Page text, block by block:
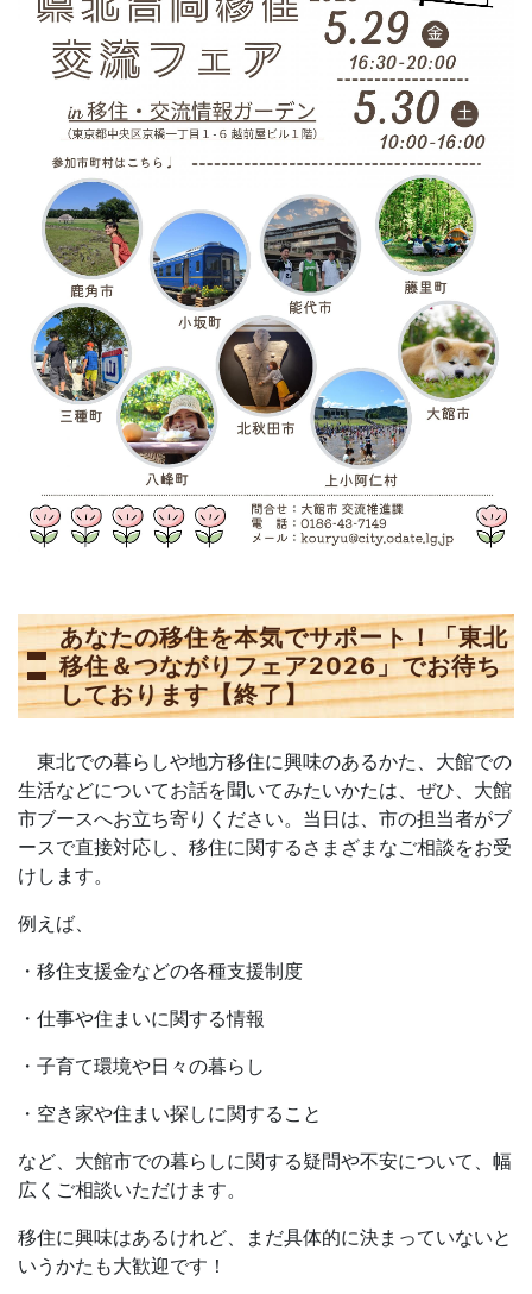
あなたの移住を本気でサポート！「東北
移住＆つながりフェア2026」でお待ち
しております【終了】
東北での暮らしや地方移住に興味のあるかた、大館での
生活などについてお話を聞いてみたいかたは、ぜひ、大館
市ブースへお立ち寄りください。当日は、市の担当者がブ
ースで直接対応し、移住に関するさまざまなご相談をお受
けします。
例えば、
・移住支援金などの各種支援制度
・仕事や住まいに関する情報
・子育て環境や日々の暮らし
・空き家や住まい探しに関すること
など、大館市での暮らしに関する疑問や不安について、幅
広くご相談いただけます。
移住に興味はあるけれど、まだ具体的に決まっていないと
いうかたも大歓迎です！